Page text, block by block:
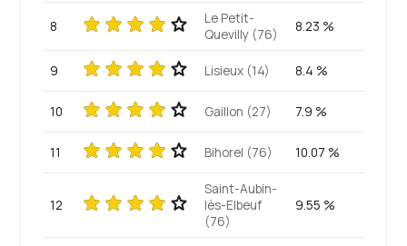
8
Le Petit-
Quevilly (76)
8.23 %
9 Lisieux (14) 8.4 %
10 Gaillon (27) 7.9 %
11 Bihorel (76) 10.07 %
12
Saint-Aubin-
lès-Elbeuf
(76)
9.55 %